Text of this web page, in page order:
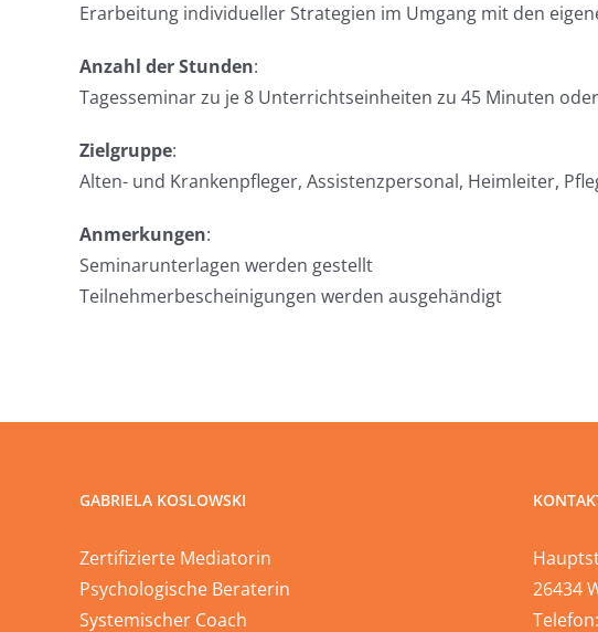
Erarbeitung individueller Strategien im Umgang mit den
Anzahl der Stunden:
Tagesseminar zu je 8 Unterrichtseinheiten zu 45 Minuten
Zielgruppe:
Alten- und Krankenpfleger, Assistenzpersonal, Heimleiter,
Anmerkungen:
Seminarunterlagen werden gestellt
Teilnehmerbescheinigungen werden ausgehändigt
GABRIELA KOSLOWSKI
Zertifizierte Mediatorin
Psychologische Beraterin
Systemischer Coach
26434